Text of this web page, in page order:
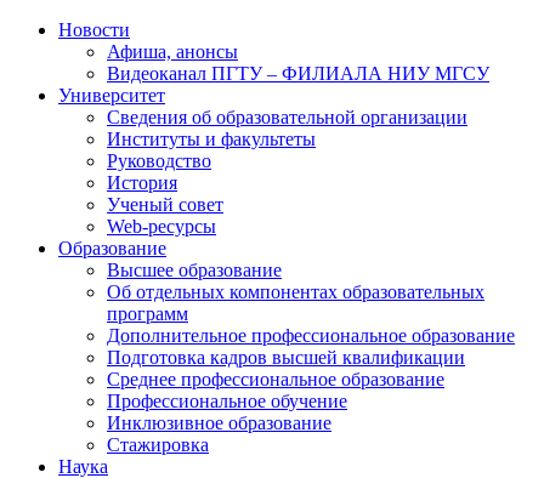
Новости
Афиша, анонсы
Видеоканал ПГТУ – ФИЛИАЛА НИУ МГСУ
Университет
Сведения об образовательной организации
Институты и факультеты
Руководство
История
Ученый совет
Web-ресурсы
Образование
Высшее образование
Об отдельных компонентах образовательных
программ
Дополнительное профессиональное образование
Подготовка кадров высшей квалификации
Среднее профессиональное образование
Профессиональное обучение
Инклюзивное образование
Стажировка
Наука